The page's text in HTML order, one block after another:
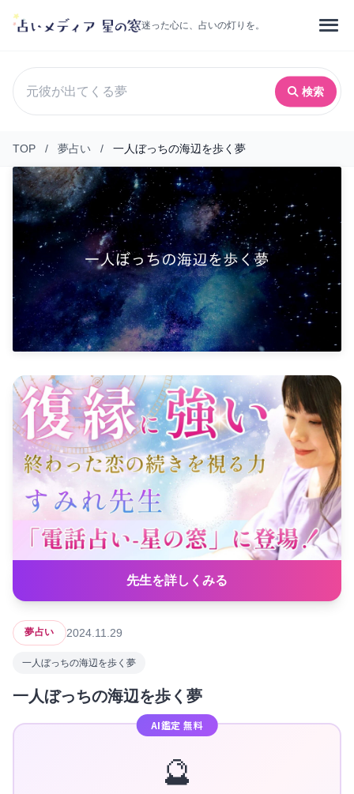
迷った心に、占いの灯りを。
検索
TOP / 夢占い / 一人ぼっちの海辺を歩く夢
先生を詳しくみる
夢占い 2024.11.29
一人ぼっちの海辺を歩く夢
一人ぼっちの海辺を歩く夢
AI鑑定 無料
🔮